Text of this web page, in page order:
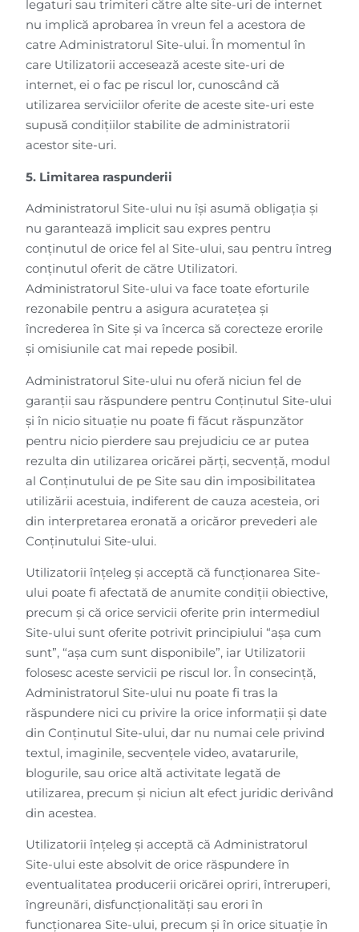
legaturi sau trimiteri către alte site-uri de internet
nu implică aprobarea în vreun fel a acestora de
catre Administratorul Site-ului. În momentul în
care Utilizatorii accesează aceste site-uri de
internet, ei o fac pe riscul lor, cunoscând că
utilizarea serviciilor oferite de aceste site-uri este
supusă condițiilor stabilite de administratorii
acestor site-uri.
5. Limitarea raspunderii
Administratorul Site-ului nu își asumă obligația și
nu garantează implicit sau expres pentru
conținutul de orice fel al Site-ului, sau pentru întreg
conținutul oferit de către Utilizatori.
Administratorul Site-ului va face toate eforturile
rezonabile pentru a asigura acuratețea și
încrederea în Site și va încerca să corecteze erorile
și omisiunile cat mai repede posibil.
Administratorul Site-ului nu oferă niciun fel de
garanții sau răspundere pentru Conținutul Site-ului
și în nicio situație nu poate fi făcut răspunzător
pentru nicio pierdere sau prejudiciu ce ar putea
rezulta din utilizarea oricărei părți, secvență, modul
al Conținutului de pe Site sau din imposibilitatea
utilizării acestuia, indiferent de cauza acesteia, ori
din interpretarea eronată a oricăror prevederi ale
Conținutului Site-ului.
Utilizatorii înțeleg și acceptă că funcționarea Site-
ului poate fi afectată de anumite condiții obiective,
precum și că orice servicii oferite prin intermediul
Site-ului sunt oferite potrivit principiului “așa cum
sunt”, “așa cum sunt disponibile”, iar Utilizatorii
folosesc aceste servicii pe riscul lor. În consecință,
Administratorul Site-ului nu poate fi tras la
răspundere nici cu privire la orice informații și date
din Conţinutul Site-ului, dar nu numai cele privind
textul, imaginile, secvențele video, avatarurile,
blogurile, sau orice altă activitate legată de
utilizarea, precum și niciun alt efect juridic derivând
din acestea.
Utilizatorii înțeleg și acceptă că Administratorul
Site-ului este absolvit de orice răspundere în
eventualitatea producerii oricărei opriri, întreruperi,
îngreunări, disfuncționalități sau erori în
funcționarea Site-ului, precum și în orice situație în